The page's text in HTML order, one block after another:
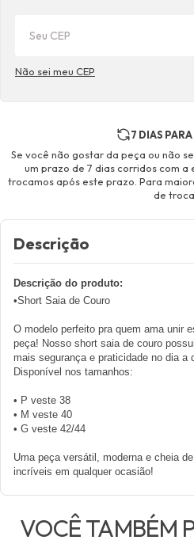
Não sei meu CEP
7 DIAS
Se você não gostar da peça ou não
um prazo de 7 dias corridos com
trocamos após este prazo. Para
de
Descrição
Descrição do produto:
•Short Saia de Couro
O modelo perfeito pra quem ama unir
peça! Nosso short saia de couro
mais segurança e praticidade no dia a
Disponível nos tamanhos:
• P veste 38
• M veste 40
• G veste 42/44
Uma peça versátil, moderna e cheia
incríveis em qualquer ocasião!
VOCÊ TAMBÉM